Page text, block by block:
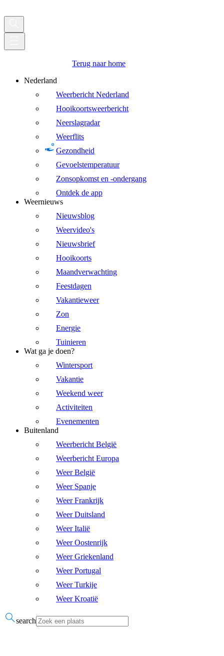
Terug naar home
Nederland
Weerbericht Nederland
Hooikoortsweerbericht
Neerslagradar
Weerflits
Gezondheid
Gevoelstemperatuur
Zonsopkomst en -ondergang
Ontdek de app
Weernieuws
Nieuwsblog
Weervideo's
Nieuwsbrief
Hooikoorts
Maandverwachting
Feestdagen
Vakantieweer
Zon
Energie
Tuinieren
Wat ga je doen?
Wintersport
Vakantie
Weekend weer
Activiteiten
Evenementen
Buitenland
Weerbericht België
Weerbericht Europa
Weer België
Weer Spanje
Weer Frankrijk
Weer Duitsland
Weer Italië
Weer Oostenrijk
Weer Griekenland
Weer Portugal
Weer Turkije
Weer Kroatië
search